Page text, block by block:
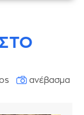
ανέβασμα